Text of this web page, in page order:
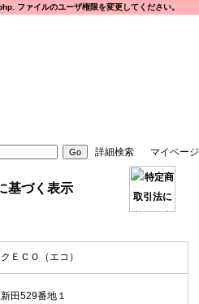
ファイルのユーザ権限を変更してください。
詳細検索 マイページ
基づく表示
ＥＣＯ（エコ）
田529番地１